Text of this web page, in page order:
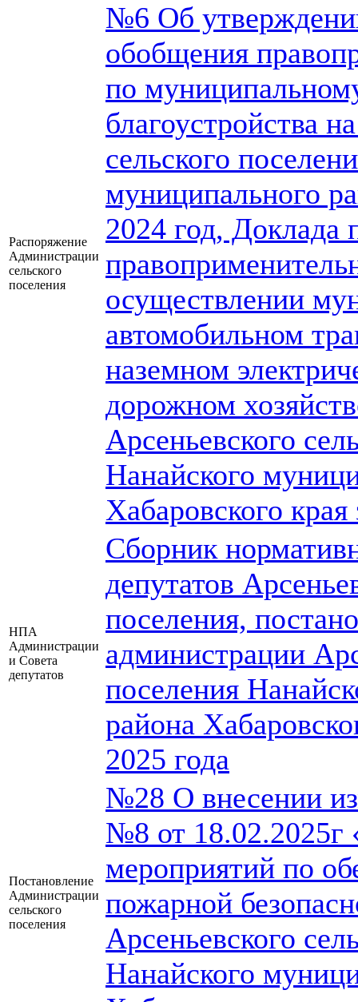
Распоряжение
Администрации
сельского
поселения
№6 Об
обобщения
по
благоустройства
сельского
муниципального
2024 год,
осуществлении
автомобильном
наземном
дорожном
Арсеньевского
Нанайского
Хабаровского края
НПА
Администрации
и Совета
депутатов
Сборник
депутатов
поселения,
администрации
поселения
района
2025 года
Постановление
Администрации
сельского
поселения
№28 О внесении
№8 от 18.02.2025г
мероприятий по
пожарной
Арсеньевского
Нанайского